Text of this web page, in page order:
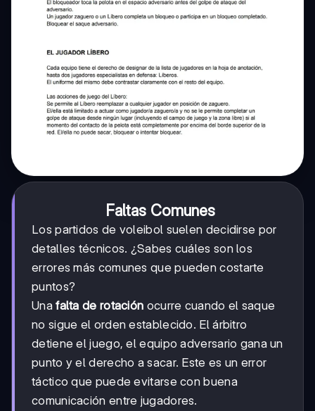
Faltas Comunes
Los partidos de voleibol suelen decidirse por
detalles técnicos. ¿Sabes cuáles son los
errores más comunes que pueden costarte
puntos?
Unafalta de rotación ocurre cuando el saque
no sigue el orden establecido. El árbitro
detiene el juego, el equipo adversario gana un
punto y el derecho a sacar. Este es un error
táctico que puede evitarse con buena
comunicación entre jugadores.